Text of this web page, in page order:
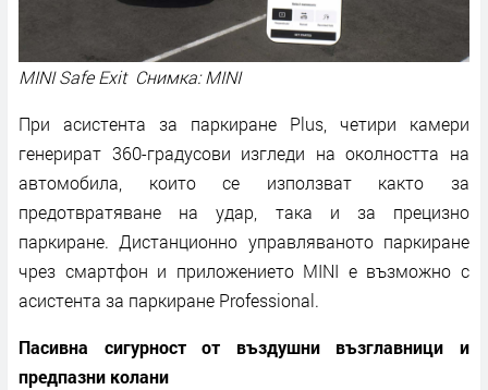
MINI Safe Exit Снимка: MINI
При асистента за паркиране Plus, четири камери
генерират 360-градусови изгледи на околността на
автомобила, които се използват както за
предотвратяване на удар, така и за прецизно
паркиране. Дистанционно управляваното паркиране
чрез смартфон и приложението MINI е възможно с
асистента за паркиране Professional.
Пасивна сигурност от въздушни възглавници и
предпазни колани